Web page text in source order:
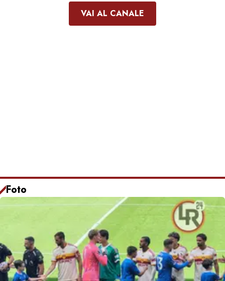
VAI AL CANALE
Foto